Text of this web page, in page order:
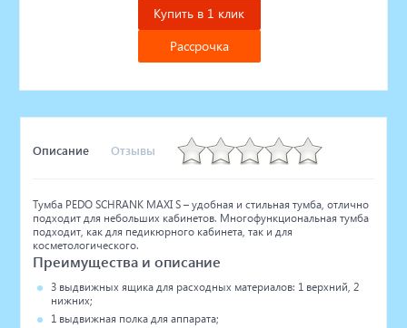
Купить в 1 клик
Рассрочка
Описание Отзывы
Тумба PEDO SCHRANK MAXI S – удобная и стильная тумба, отлично
подходит для небольших кабинетов. Многофункциональная тумба
подходит, как для педикюрного кабинета, так и для
косметологического.
Преимущества и описание
3 выдвижных ящика для расходных материалов: 1 верхний, 2
нижних;
1 выдвижная полка для аппарата;